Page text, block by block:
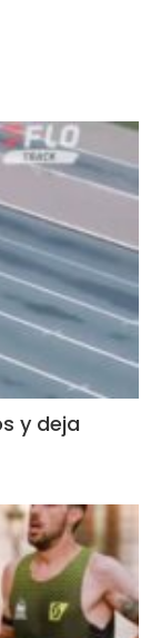
y deja